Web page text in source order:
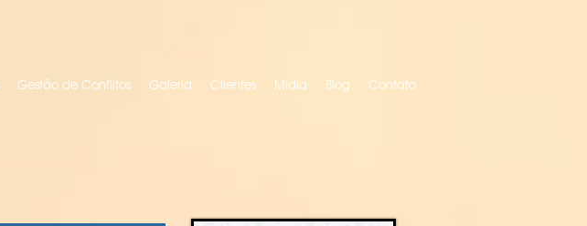
Gestão de Conflitos Galeria Clientes Mídia Blog Contato